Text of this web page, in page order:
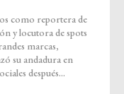
después...